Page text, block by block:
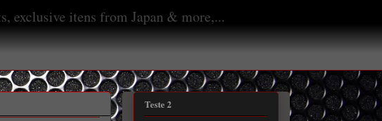
exclusive itens from Japan & more,...
Teste 2